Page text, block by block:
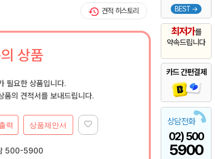
BEST →
최저가를
약속드립니다
카드 간편결제
상담전화
02) 500
5900
견적 히스토리
상품
필요한 상품입니다.
품의 견적서를 보내드립니다.
상품제안서
력
500-5900